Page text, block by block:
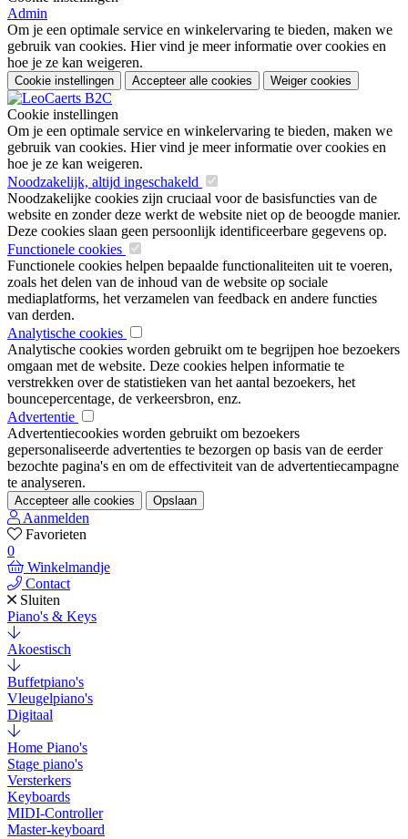
Admin
Om je een optimale service en winkelervaring te bieden, maken we
gebruik van cookies. Hier vind je meer informatie over cookies en
hoe je ze kan weigeren.
Cookie instellingen Accepteer alle cookies Weiger cookies
Cookie instellingen
Om je een optimale service en winkelervaring te bieden, maken we
gebruik van cookies. Hier vind je meer informatie over cookies en
hoe je ze kan weigeren.
Noodzakelijk, altijd ingeschakeld
Noodzakelijke cookies zijn cruciaal voor de basisfuncties van de
website en zonder deze werkt de website niet op de beoogde manier.
Deze cookies slaan geen persoonlijk identificeerbare gegevens op.
Functionele cookies
Functionele cookies helpen bepaalde functionaliteiten uit te voeren,
zoals het delen van de inhoud van de website op sociale
mediaplatforms, het verzamelen van feedback en andere functies
van derden.
Analytische cookies
Analytische cookies worden gebruikt om te begrijpen hoe bezoekers
omgaan met de website. Deze cookies helpen informatie te
verstrekken over de statistieken van het aantal bezoekers, het
bouncepercentage, de verkeersbron, enz.
Advertentie
Advertentiecookies worden gebruikt om bezoekers
gepersonaliseerde advertenties te bezorgen op basis van de eerder
bezochte pagina's en om de effectiviteit van de advertentiecampagne
te analyseren.
Accepteer alle cookies Opslaan
Aanmelden
Favorieten
0
Winkelmandje
Contact
Sluiten
Piano's & Keys
Akoestisch
Buffetpiano's
Vleugelpiano's
Digitaal
Home Piano's
Stage piano's
Versterkers
Keyboards
MIDI-Controller
Master-keyboard